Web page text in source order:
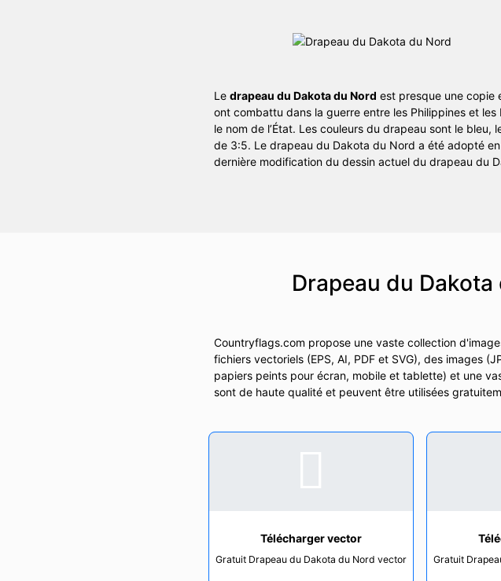
Le drapeau du Dakota du Nord est presque une copie
ont combattu dans la guerre entre les Philippines et
le nom de l’État. Les couleurs du drapeau sont le
de 3:5. Le drapeau du Dakota du Nord a été adopté
dernière modification du dessin actuel du drapeau du
Drapeau du Dakota
Countryflags.com propose une vaste collection
fichiers vectoriels (EPS, AI, PDF et SVG), des images
papiers peints pour écran, mobile et tablette) et une
sont de haute qualité et peuvent être utilisées
Télécharger vector
Gratuit Drapeau du Dakota du Nord vector Gratuit